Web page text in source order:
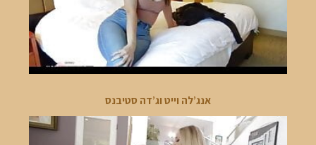
אנג’לה וייט וג’דה סטיבנס